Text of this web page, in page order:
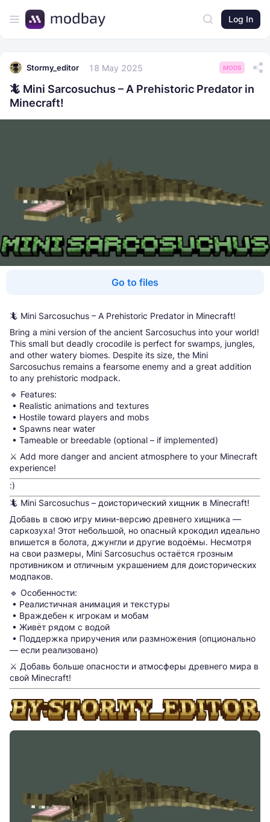
Log In
Stormy_editor 18 May 2025 MODS
🦎 Mini Sarcosuchus – A Prehistoric Predator in
Minecraft!
Go to files
🦎 Mini Sarcosuchus – A Prehistoric Predator in Minecraft!
Bring a mini version of the ancient Sarcosuchus into your world!
This small but deadly crocodile is perfect for swamps, jungles,
and other watery biomes. Despite its size, the Mini
Sarcosuchus remains a fearsome enemy and a great addition
to any prehistoric modpack.
🔹 Features:
• Realistic animations and textures
• Hostile toward players and mobs
• Spawns near water
• Tameable or breedable (optional – if implemented)
⚔️ Add more danger and ancient atmosphere to your Minecraft
experience!
:)
🦎 Mini Sarcosuchus – доисторический хищник в Minecraft!
Добавь в свою игру мини-версию древнего хищника —
саркозуха! Этот небольшой, но опасный крокодил идеально
впишется в болота, джунгли и другие водоёмы. Несмотря
на свои размеры, Mini Sarcosuchus остаётся грозным
противником и отличным украшением для доисторических
модпаков.
🔹 Особенности:
• Реалистичная анимация и текстуры
• Враждебен к игрокам и мобам
• Живёт рядом с водой
• Поддержка приручения или размножения (опционально
— если реализовано)
⚔️ Добавь больше опасности и атмосферы древнего мира в
свой Minecraft!